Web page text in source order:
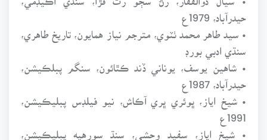
حيدرآباد، 1979ع
• سيد طاهر محمد ٺٽوي، مترجم نياز همايون، تاريخ طاهري،
سنڌي ادبي بورڊ
• شاهين يوسف، يوناني ڏند ڪٿائون، سنگم پبلڪيشن،
حيدرآباد، 1987ع
• شيخ اياز، ڀوئري ڀري آڪاش، نيو فيلڊس پبليڪيشن،
1991ع
• شيخ اياز، سفيد وحشي، سنڌ سورهيه پبليڪيشن،